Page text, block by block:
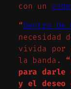
con un
“Dentro De
necesidad
vivida por
la banda. “
para darle
y el deseo